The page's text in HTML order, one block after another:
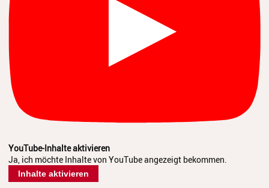
YouTube-Inhalte aktivieren
Ja, ich möchte Inhalte von YouTube angezeigt bekommen.
Inhalte aktivieren